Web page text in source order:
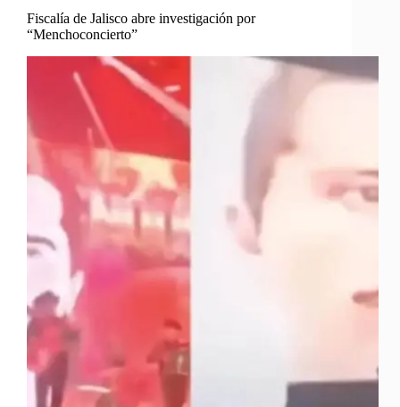
Fiscalía de Jalisco abre investigación por
“Menchoconcierto”